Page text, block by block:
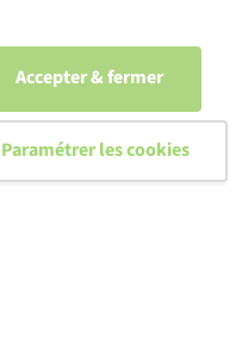
Accepter & fermer
Paramétrer les cookies